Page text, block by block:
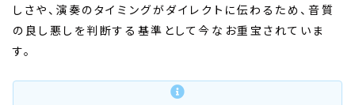
しさや、演奏のタイミングがダイレクトに伝わるため、音質
の良し悪しを判断する基準として今なお重宝されていま
す。